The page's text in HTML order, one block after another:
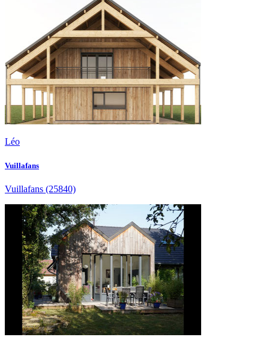
Léo
Vuillafans
Vuillafans (25840)